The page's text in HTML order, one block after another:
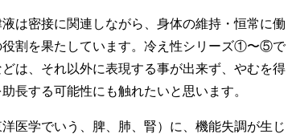
は密接に関連しながら、身体の維持・恒常に働
役割を果たしています。冷え性シリーズ①〜⑤で
は、それ以外に表現する事が出来ず、やむを得
長する可能性にも触れたいと思います。
医学でいう、脾、肺、腎）に、機能失調が生じ